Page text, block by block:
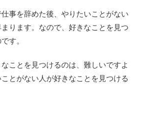
事を辞めた後、やりたいことがない
ります。なので、好きなことを見つ
す。
ことを見つけるのは、難しいですよ
とがない人が好きなことを見つける